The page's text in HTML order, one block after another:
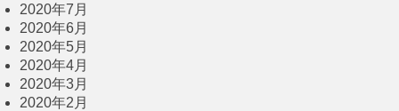
2020年7月
2020年6月
2020年5月
2020年4月
2020年3月
2020年2月